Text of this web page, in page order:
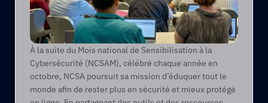
À la suite du Mois national de Sensibilisation à la
Cybersécurité (NCSAM), célébré chaque année en
octobre, NCSA poursuit sa mission d’éduquer tout le
monde afin de rester plus en sécurité et mieux protégé